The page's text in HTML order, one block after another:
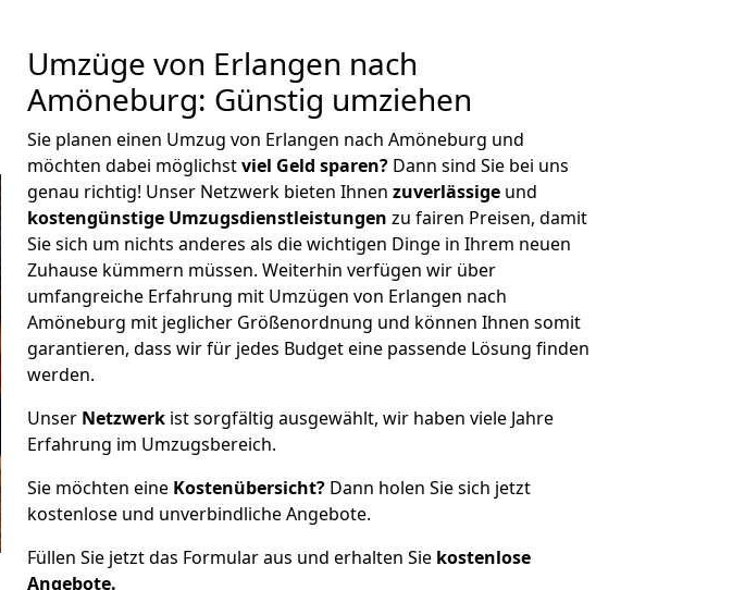
Umzüge von Erlangen nach
Amöneburg: Günstig umziehen
Sie planen einen Umzug von Erlangen nach Amöneburg und
möchten dabei möglichstviel Geld sparen? Dann sind Sie bei uns
genau richtig! Unser Netzwerk bieten Ihnen zuverlässige und
kostengünstige Umzugsdienstleistungen zu fairen Preisen, damit
Sie sich um nichts anderes als die wichtigen Dinge in Ihrem neuen
Zuhause kümmern müssen. Weiterhin verfügen wir über
umfangreiche Erfahrung mit Umzügen von Erlangen nach
Amöneburg mit jeglicher Größenordnung und können Ihnen somit
garantieren, dass wir für jedes Budget eine passende Lösung finden
werden.
Unser Netzwerk ist sorgfältig ausgewählt, wir haben viele Jahre
Erfahrung im Umzugsbereich.
Sie möchten eine Kostenübersicht? Dann holen Sie sich jetzt
kostenlose und unverbindliche Angebote.
Füllen Sie jetzt das Formular aus und erhalten Sie kostenlose
Angebote.